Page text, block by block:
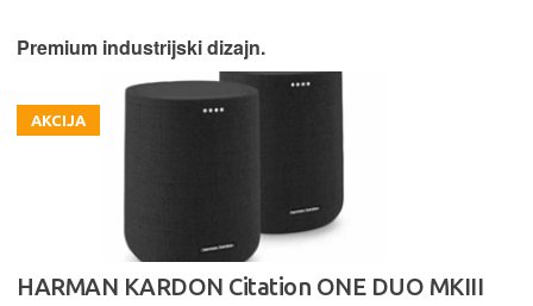
Premium industrijski dizajn.
AKCIJA
HARMAN KARDON Citation ONE DUO MKIII